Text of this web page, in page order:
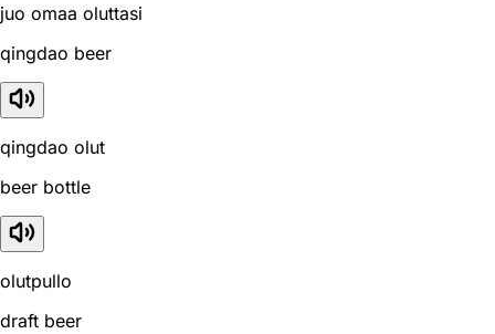
juo omaa oluttasi
qingdao beer
qingdao olut
beer bottle
olutpullo
draft beer